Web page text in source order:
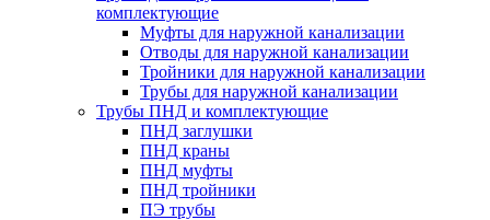
комплектующие
Муфты для наружной канализации
Отводы для наружной канализации
Тройники для наружной канализации
Трубы для наружной канализации
Трубы ПНД и комплектующие
ПНД заглушки
ПНД краны
ПНД муфты
ПНД тройники
ПЭ трубы